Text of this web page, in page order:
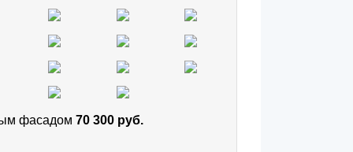
фасадом 70 300 руб.